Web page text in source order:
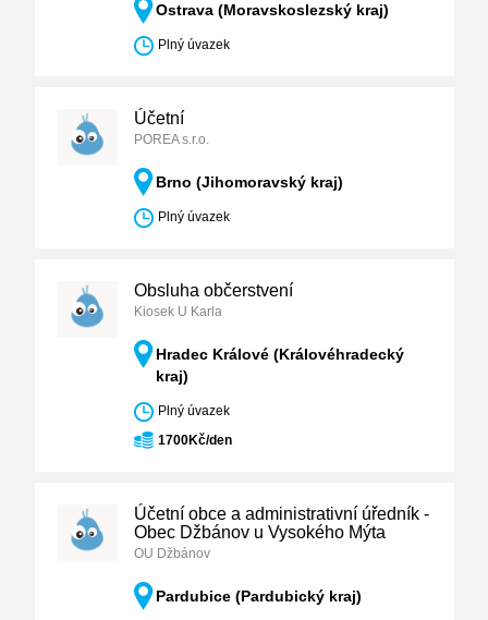
Ostrava (Moravskoslezský kraj)
Plný úvazek
Účetní
POREA s.r.o.
Brno (Jihomoravský kraj)
Plný úvazek
Obsluha občerstvení
Kiosek U Karla
Hradec Králové (Královéhradecký
kraj)
Plný úvazek
1700Kč/den
Účetní obce a administrativní úředník -
Obec Džbánov u Vysokého Mýta
OU Džbánov
Pardubice (Pardubický kraj)